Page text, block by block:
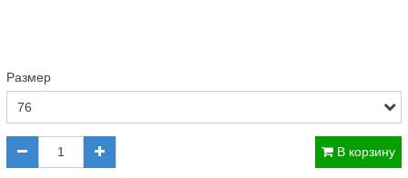
Размер
В корзину